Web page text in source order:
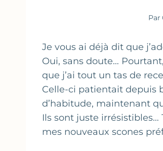
Par
Je vous ai déjà dit que
Oui, sans doute…
que j’ai tout un tas de
Celle-ci patientait depuis
d’habitude, maintenant
Ils sont juste
mes nouveaux scones